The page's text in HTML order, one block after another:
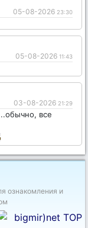
05-08-2026 23:30
05-08-2026 11:43
03-08-2026 21:29
все
ознакомления и